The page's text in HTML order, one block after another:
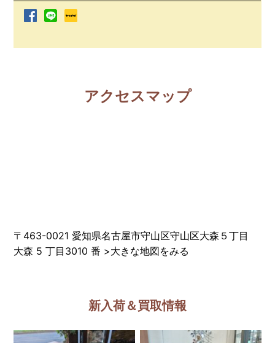
アクセスマップ
〒463-0021 愛知県名古屋市守山区守山区大森５丁目
大森 5 丁目3010 番 >大きな地図をみる
新入荷＆買取情報